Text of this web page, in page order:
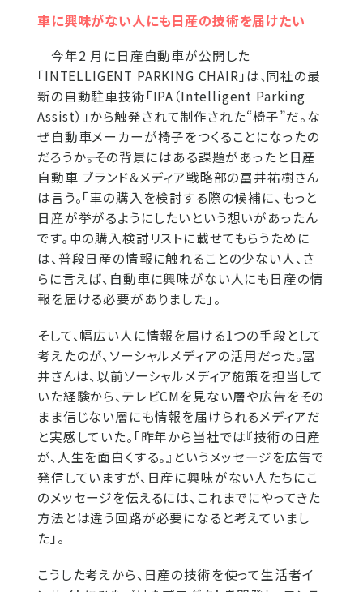
車に興味がない人にも日産の技術を届けたい
今年2 月に日産自動車が公開した
「INTELLIGENT PARKING CHAIR」は、同社の最
新の自動駐車技術「IPA（Intelligent Parking
Assist）」から触発されて制作された“椅子”だ。な
ぜ自動車メーカーが椅子をつくることになったの
だろうか――。その背景にはある課題があったと日産
自動車 ブランド&メディア戦略部の冨井祐樹さん
は言う。「車の購入を検討する際の候補に、もっと
日産が挙がるようにしたいという想いがあったん
です。車の購入検討リストに載せてもらうために
は、普段日産の情報に触れることの少ない人、さ
らに言えば、自動車に興味がない人にも日産の情
報を届ける必要がありました」。
そして、幅広い人に情報を届ける1つの手段として
考えたのが、ソーシャルメディアの活用だった。冨
井さんは、以前ソーシャルメディア施策を担当して
いた経験から、テレビCMを見ない層や広告をその
まま信じない層にも情報を届けられるメディアだ
と実感していた。「昨年から当社では『技術の日産
が、人生を面白くする。』というメッセージを広告で
発信していますが、日産に興味がない人たちにこ
のメッセージを伝えるには、これまでにやってきた
方法とは違う回路が必要になると考えていまし
た」。
こうした考えから、日産の技術を使って生活者イ